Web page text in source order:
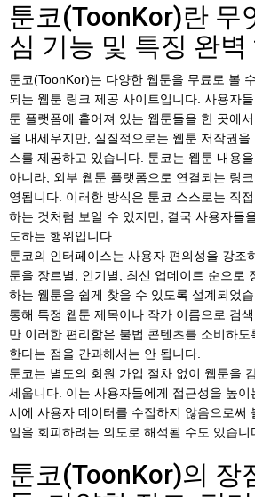
툰코(ToonKor)란 무
심 기능 및 특징 완벽
툰코(ToonKor)는 다양한 웹툰을 무료로 볼
되는 웹툰 링크 제공 사이트입니다. 사용자
툰 플랫폼에 흩어져 있는 웹툰들을 한 곳에
을 내세우지만, 실질적으로는 웹툰 저작권
스를 제공하고 있습니다. 툰코는 웹툰 내용
아니라, 외부 웹툰 플랫폼으로 연결되는 링
영됩니다. 이러한 방식은 툰코 스스로는 직
하는 것처럼 보일 수 있지만, 결국 사용자들
도하는 행위입니다.
툰코의 인터페이스는 사용자 편의성을 강조
툰을 장르별, 인기별, 최신 업데이트 순으로
하는 웹툰을 쉽게 찾을 수 있도록 설계되었
통해 특정 웹툰 제목이나 작가 이름으로 검
만 이러한 편리함은 불법 콘텐츠를 소비하
한다는 점을 간과해서는 안 됩니다.
툰코는 별도의 회원 가입 절차 없이 웹툰을
세웁니다. 이는 사용자들에게 접근성을 높
시에 사용자 데이터를 수집하지 않음으로써
임을 회피하려는 의도로 해석될 수도 있습니
툰코(ToonKor)의 장